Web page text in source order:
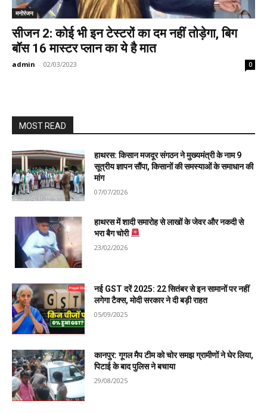
मनोरंजन
सीजन 2: कोई भी इन टेस्टरों का दम नहीं तोड़ेगा, बिग
बॉस 16 मास्टर प्लान का ये है मात
admin - 02/03/2023 0
MOST READ
हाथरस: किसान मजदूर संगठन ने मुख्यमंत्री के नाम 9
सूत्रीय ज्ञापन सौंपा, किसानों की समस्याओं के समाधान की
मांग
07/07/2026
हाथरस में शादी समारोह से लाखों के जेवर और नकदी से
भरा बैग चोरी
23/02/2026
नई GST दरें 2025: 22 सितंबर से इन सामानों पर नहीं
लगेगा टैक्स, मोदी सरकार ने दी बड़ी राहत
05/09/2025
कानपुर: गूगल मैप टीम को चोर समझ ग्रामीणों ने घेर लिया,
पिटाई के बाद पुलिस ने बचाया
29/08/2025